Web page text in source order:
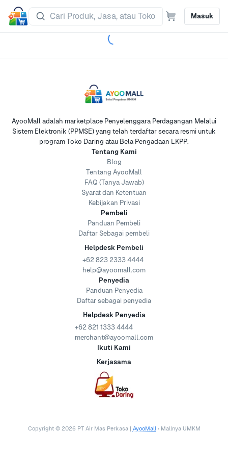
Masuk
AyooMall adalah marketplace Penyelenggara Perdagangan Melalui
Sistem Elektronik (PPMSE) yang telah terdaftar secara resmi untuk
program Toko Daring atau Bela Pengadaan LKPP.
Tentang Kami
Blog
Tentang AyooMall
FAQ (Tanya Jawab)
Syarat dan Ketentuan
Kebijakan Privasi
Pembeli
Panduan Pembeli
Daftar Sebagai pembeli
Helpdesk Pembeli
+62 823 2333 4444
help@ayoomall.com
Penyedia
Panduan Penyedia
Daftar sebagai penyedia
Helpdesk Penyedia
+62 821 1333 4444
merchant@ayoomall.com
Ikuti Kami
Kerjasama
Copyright © 2026 PT Air Mas Perkasa | AyooMall • Mallnya UMKM